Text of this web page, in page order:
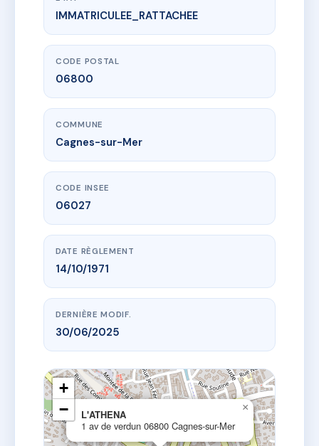
www.vme.plus/AC6645246
L'ATHENA
1 av de verdun06800 Cagnes-sur-Mer
IMMATRICULEE_RATTACHEE
CODE POSTAL
06800
COMMUNE
Cagnes-sur-Mer
CODE INSEE
06027
DATE RÈGLEMENT
14/10/1971
DERNIÈRE MODIF.
30/06/2025
L'ATHENA
1 av de verdun 06800 Cagnes-sur-Mer
×
+
−